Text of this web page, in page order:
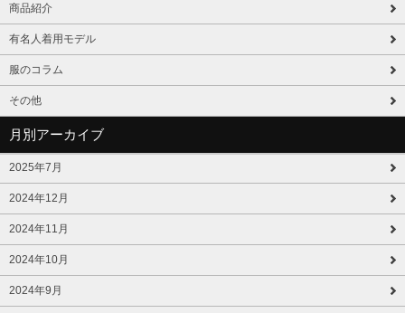
商品紹介
有名人着用モデル
服のコラム
その他
月別アーカイブ
2025年7月
2024年12月
2024年11月
2024年10月
2024年9月